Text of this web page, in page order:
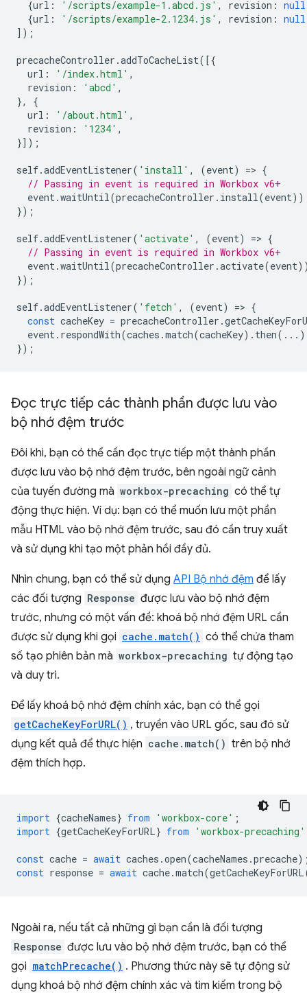
{url : '/scripts/example-1.abcd.js' , revision : null
{url : '/scripts/example-2.1234.js' , revision : null
]);
precacheController .addToCacheList([{
url : '/index.html' ,
revision : 'abcd' ,
},
{
url : '/about.html' ,
revision : '1234' ,
}]);
self.addEventListener( 'install' , (event) => {
// Passing in event is required in Workbox v6+
event.waitUntil(precacheController . install(event
});
self.addEventListener( 'activate' , (event) => {
// Passing in event is required in Workbox v6+
event.waitUntil(precacheController .activate(event
});
self.addEventListener( 'fetch' , (event) => {
const cacheKey = precacheController .
event. respondWith(caches .match(cacheKey). then
});
Đọc trực tiếp các thành phần được lưu vào
bộ nhớ đệm trước
Đôi khi, bạn có thể cần đọc trực tiếp một thành phần
được lưu vào bộ nhớ đệm trước, bên ngoài ngữ cảnh
của tuyến đường mà workbox-precaching có thể tự
động thực hiện. Ví dụ: bạn có thể muốn lưu một phần
mẫu HTML vào bộ nhớ đệm trước, sau đó cần truy xuất
và sử dụng khi tạo một phản hồi đầy đủ.
Nhìn chung, bạn có thể sử dụng API Bộ nhớ đệm để lấy
các đối tượng Response được lưu vào bộ nhớ đệm
trước, nhưng có một vấn đề: khoá bộ nhớ đệm URL cần
được sử dụng khi gọi cache.match() có thể chứa tham
số tạo phiên bản mà workbox-precaching tự động tạo
và duy trì.
Để lấy khoá bộ nhớ đệm chính xác, bạn có thể gọi
getCacheKeyForURL() , truyền vào URL gốc, sau đó sử
dụng kết quả để thực hiện cache.match() trên bộ nhớ
đệm thích hợp.
import {cacheNames} from 'workbox-core' ;
import {getCacheKeyForURL} from 'workbox-precaching'
const cache = await caches .open(cacheNames .precache
const response = await cache.match(getCacheKeyForURL
Ngoài ra, nếu tất cả những gì bạn cần là đối tượng
Response được lưu vào bộ nhớ đệm trước, bạn có thể
gọi matchPrecache() . Phương thức này sẽ tự động sử
dụng khoá bộ nhớ đệm chính xác và tìm kiếm trong bộ